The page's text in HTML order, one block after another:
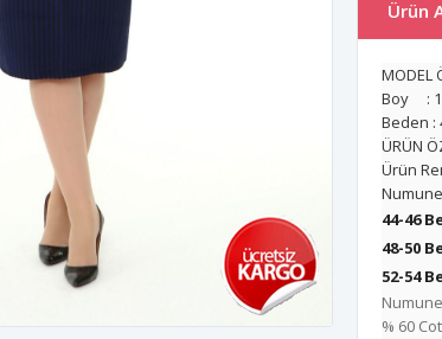
Ürün
MODEL
Boy :
Beden :
ÜRÜN
Ürün
44-46
48-50
52-54
% 60